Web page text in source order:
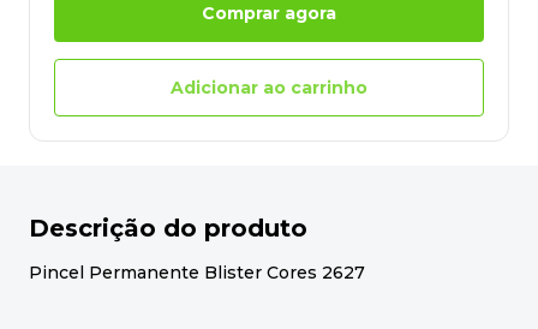
Comprar agora
Adicionar ao carrinho
Descrição do produto
Pincel Permanente Blister Cores 2627